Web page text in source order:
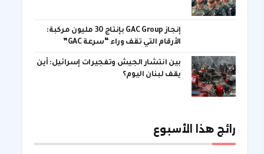
إنجاز GAC Group بإنتاج 30 مليون مركبة:
الأرقام التي تقف وراء “سرعة GAC”
بين انتشار الجيش وتفجيرات إسرائيل: أين
يقف لبنان اليوم؟
رائج هذا الأسبوع